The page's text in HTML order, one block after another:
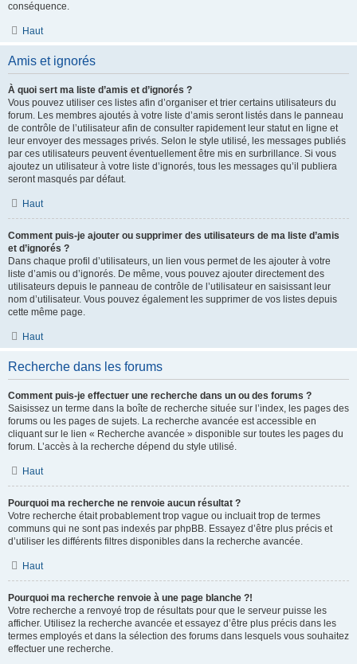
conséquence.
Haut
Amis et ignorés
À quoi sert ma liste d’amis et d’ignorés ?
Vous pouvez utiliser ces listes afin d’organiser et trier certains utilisateurs du
forum. Les membres ajoutés à votre liste d’amis seront listés dans le panneau
de contrôle de l’utilisateur afin de consulter rapidement leur statut en ligne et
leur envoyer des messages privés. Selon le style utilisé, les messages publiés
par ces utilisateurs peuvent éventuellement être mis en surbrillance. Si vous
ajoutez un utilisateur à votre liste d’ignorés, tous les messages qu’il publiera
seront masqués par défaut.
Haut
Comment puis-je ajouter ou supprimer des utilisateurs de ma liste d’amis
et d’ignorés ?
Dans chaque profil d’utilisateurs, un lien vous permet de les ajouter à votre
liste d’amis ou d’ignorés. De même, vous pouvez ajouter directement des
utilisateurs depuis le panneau de contrôle de l’utilisateur en saisissant leur
nom d’utilisateur. Vous pouvez également les supprimer de vos listes depuis
cette même page.
Haut
Recherche dans les forums
Comment puis-je effectuer une recherche dans un ou des forums ?
Saisissez un terme dans la boîte de recherche située sur l’index, les pages des
forums ou les pages de sujets. La recherche avancée est accessible en
cliquant sur le lien « Recherche avancée » disponible sur toutes les pages du
forum. L’accès à la recherche dépend du style utilisé.
Haut
Pourquoi ma recherche ne renvoie aucun résultat ?
Votre recherche était probablement trop vague ou incluait trop de termes
communs qui ne sont pas indexés par phpBB. Essayez d’être plus précis et
d’utiliser les différents filtres disponibles dans la recherche avancée.
Haut
Pourquoi ma recherche renvoie à une page blanche ?!
Votre recherche a renvoyé trop de résultats pour que le serveur puisse les
afficher. Utilisez la recherche avancée et essayez d’être plus précis dans les
termes employés et dans la sélection des forums dans lesquels vous souhaitez
effectuer une recherche.